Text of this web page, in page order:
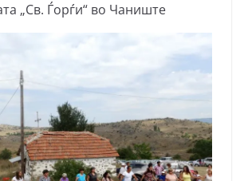
„Св. Ѓорѓи“ во Чаниште